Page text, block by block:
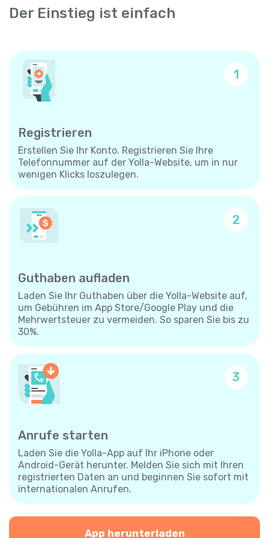
Der Einstieg ist einfach
1
Registrieren
Erstellen Sie Ihr Konto. Registrieren Sie Ihre
Telefonnummer auf der Yolla-Website, um in nur
wenigen Klicks loszulegen.
2
Guthaben aufladen
Laden Sie Ihr Guthaben über die Yolla-Website auf,
um Gebühren im App Store/Google Play und die
Mehrwertsteuer zu vermeiden. So sparen Sie bis zu
30%.
3
Anrufe starten
Laden Sie die Yolla-App auf Ihr iPhone oder
Android-Gerät herunter. Melden Sie sich mit Ihren
registrierten Daten an und beginnen Sie sofort mit
internationalen Anrufen.
App herunterladen